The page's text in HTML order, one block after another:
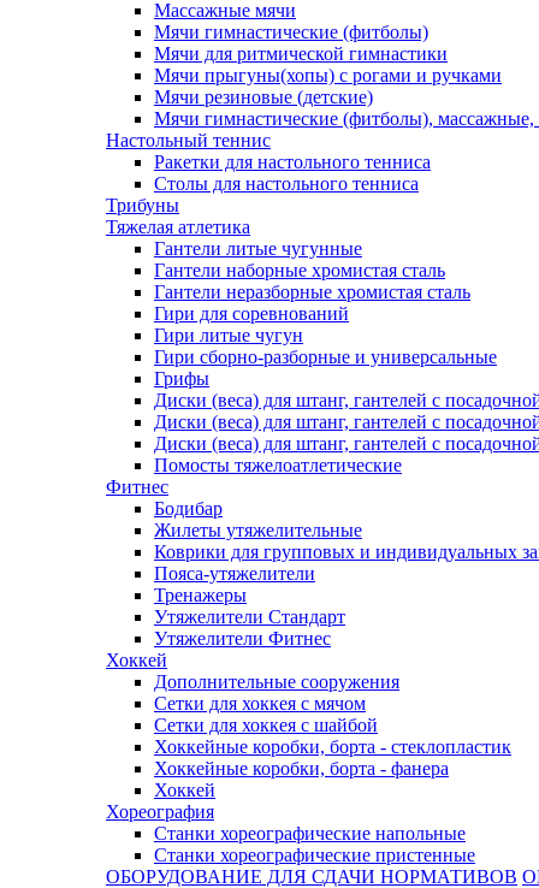
Массажные мячи
Мячи гимнастические (фитболы)
Мячи для ритмической гимнастики
Мячи прыгуны(хопы) с рогами и ручками
Мячи резиновые (детские)
Мячи гимнастические (фитболы),
Настольный теннис
Ракетки для настольного тенниса
Столы для настольного тенниса
Трибуны
Тяжелая атлетика
Гантели литые чугунные
Гантели наборные хромистая сталь
Гантели неразборные хромистая сталь
Гири для соревнований
Гири литые чугун
Гири сборно-разборные и универсальные
Грифы
Диски (веса) для штанг, гантелей с
Диски (веса) для штанг, гантелей с
Диски (веса) для штанг, гантелей с
Помосты тяжелоатлетические
Фитнес
Бодибар
Жилеты утяжелительные
Коврики для групповых и индивидуальных
Пояса-утяжелители
Тренажеры
Утяжелители Стандарт
Утяжелители Фитнес
Хоккей
Дополнительные сооружения
Сетки для хоккея с мячом
Сетки для хоккея с шайбой
Хоккейные коробки, борта - стеклопластик
Хоккейные коробки, борта - фанера
Хоккей
Хореография
Станки хореографические напольные
Станки хореографические пристенные
ОБОРУДОВАНИЕ ДЛЯ СДАЧИ НОРМАТИВОВ